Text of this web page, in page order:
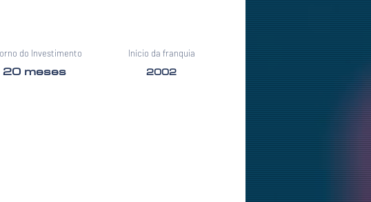
do Investimento
20 meses
Início da franquia
2002